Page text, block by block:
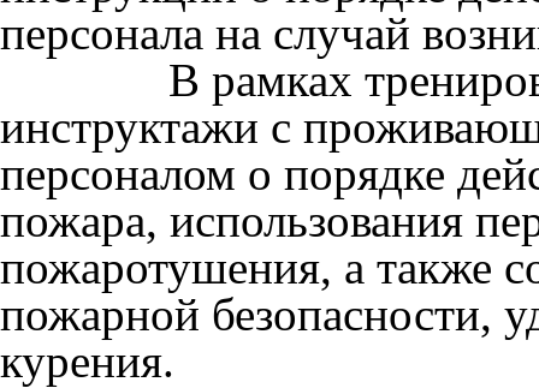
персонала на случай
В рамках тренировок
инструктажи с
персоналом о порядке
пожара, использования
пожаротушения, а также
пожарной безопасности,
курения.